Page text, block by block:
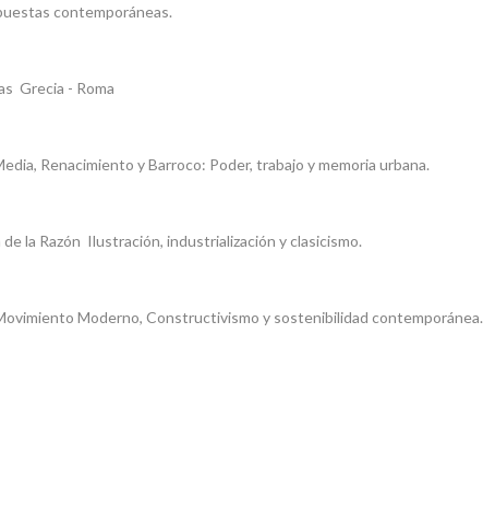
contemporáneas.
Grecia - Roma
Renacimiento y Barroco: Poder, trabajo y memoria urbana.
la Razón Ilustración, industrialización y clasicismo.
Moderno, Constructivismo y sostenibilidad contemporánea.